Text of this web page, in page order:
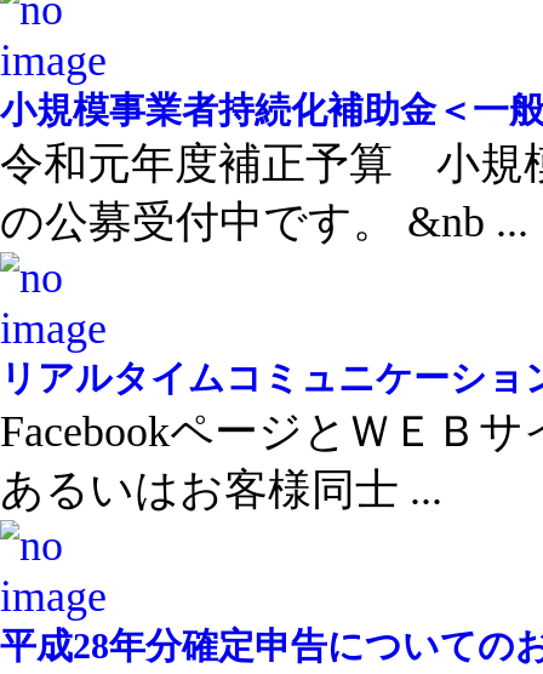
小規模事業者持続化補助金＜一
令和元年度補正予算 小規
の公募受付中です。 &nb ...
リアルタイムコミュニケーシ
FacebookページとＷＥＢ
あるいはお客様同士 ...
平成28年分確定申告についての